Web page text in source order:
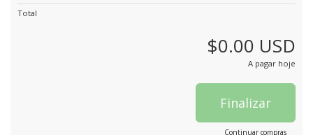
Total
$0.00 USD
A pagar hoje
Finalizar
Continuar compras